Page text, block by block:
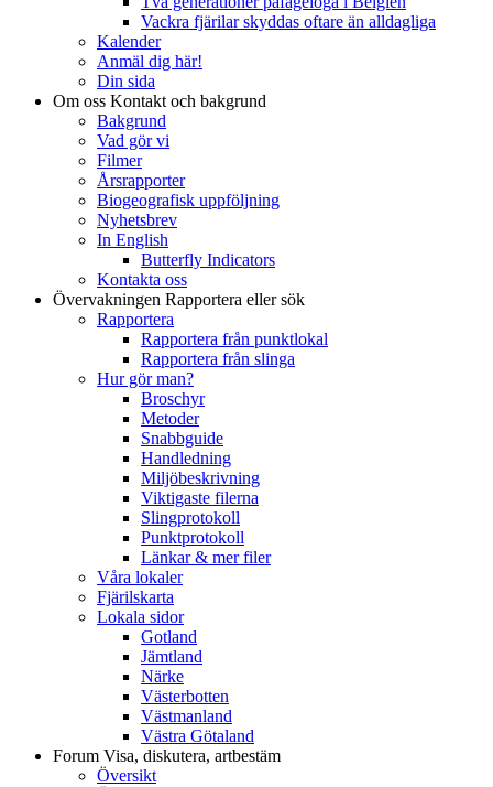
Vackra fjärilar skyddas oftare än alldagliga
Kalender
Anmäl dig här!
Din sida
Om oss Kontakt och bakgrund
Bakgrund
Vad gör vi
Filmer
Årsrapporter
Biogeografisk uppföljning
Nyhetsbrev
In English
Butterfly Indicators
Kontakta oss
Övervakningen Rapportera eller sök
Rapportera
Rapportera från punktlokal
Rapportera från slinga
Hur gör man?
Broschyr
Metoder
Snabbguide
Handledning
Miljöbeskrivning
Viktigaste filerna
Slingprotokoll
Punktprotokoll
Länkar & mer filer
Våra lokaler
Fjärilskarta
Lokala sidor
Gotland
Jämtland
Närke
Västerbotten
Västmanland
Västra Götaland
Forum Visa, diskutera, artbestäm
Översikt